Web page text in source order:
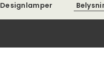
Designlamper